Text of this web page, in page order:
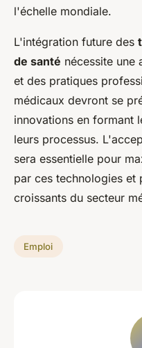
l'échelle mondiale.
L'intégration future des
de santé nécessite une
et des pratiques
médicaux devront se
innovations en formant
leurs processus.
sera essentielle pour
par ces technologies
croissants du secteur
Emploi